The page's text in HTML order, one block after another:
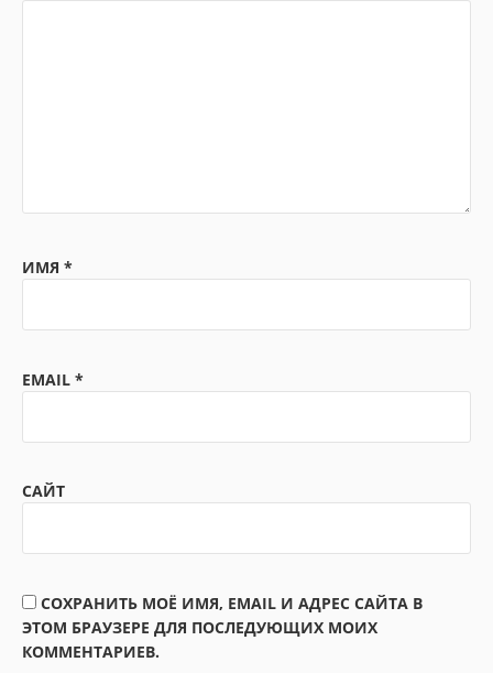
ИМЯ *
EMAIL *
САЙТ
СОХРАНИТЬ МОЁ ИМЯ, EMAIL И АДРЕС САЙТА В
ЭТОМ БРАУЗЕРЕ ДЛЯ ПОСЛЕДУЮЩИХ МОИХ
КОММЕНТАРИЕВ.